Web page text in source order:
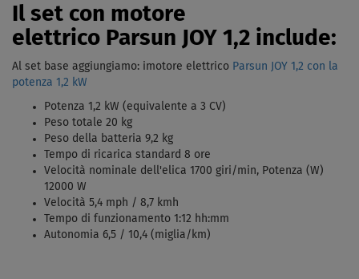
Il set con motore
elettrico Parsun JOY 1,2 include:
Al set base aggiungiamo: imotore elettrico Parsun JOY 1,2 con la
potenza 1,2 kW
Potenza 1,2 kW (equivalente a 3 CV)
Peso totale 20 kg
Peso della batteria 9,2 kg
Tempo di ricarica standard 8 ore
Velocità nominale dell'elica 1700 giri/min, Potenza (W)
12000 W
Velocità 5,4 mph / 8,7 kmh
Tempo di funzionamento 1:12 hh:mm
Autonomia 6,5 / 10,4 (miglia/km)